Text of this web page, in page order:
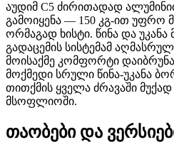
აუდიმ C5 ძირითადად
გამოიყენა — 150 კგ-ით უფრო
ორმაგად ხისტი. წინა და
გადაცემის სისტემამ
მოისაქმე კომფორტი
მოქმედი სრული წინა-უკანა
თითქმის ყველა ძრავაში
მსოფლიოში.
თაობები და